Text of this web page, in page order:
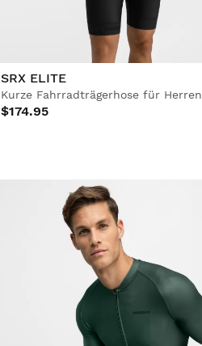
SRX ELITE
Kurze Fahrradträgerhose für Herren
$174.95